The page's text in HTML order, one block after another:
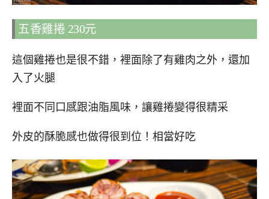
五香雞捲 230元
這個雞捲也是很不錯，裡面除了有雞肉之外，還加
入了火腿
裡面不同口感跟油脂風味，讓雞捲變得很精采
外皮的酥脆感也做得很到位！相當好吃